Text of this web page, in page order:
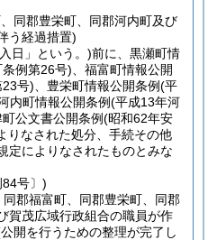
同郡豊栄町、同郡河内町及び
う経過措置)
日」という。)前に、黒瀬町情
例第26号) 、福富町情報公開
号) 、豊栄町情報公開条例(平
河内町情報公開条例(平成13年河
公文書公開条例(昭和62年安
りなされた処分、手続その他
定によりなされたものとみな
号〕)
郡福富町、同郡豊栄町、同郡
賀茂広域行政組合の職員が作
開を行うための整理が完了し